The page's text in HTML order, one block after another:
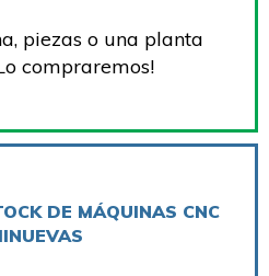
piezas o una planta
compraremos!
DE MÁQUINAS CNC